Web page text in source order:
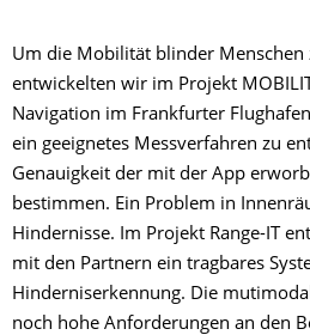
Um die Mobilität blinder Menschen
entwickelten wir im Projekt
Navigation im Frankfurter
ein geeignetes Messverfahren zu
Genauigkeit der mit der App
bestimmen. Ein Problem in
Hindernisse. Im Projekt Range-IT
mit den Partnern ein tragbares
Hinderniserkennung. Die
noch hohe Anforderungen an den